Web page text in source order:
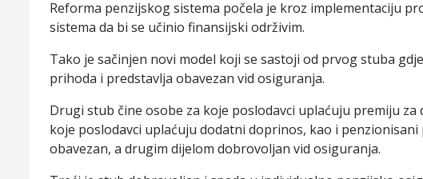
Reforma penzijskog sistema počela je kroz implementaciju
sistema da bi se učinio finansijski održivim.
Tako je sačinjen novi model koji se sastoji od prvog stuba
prihoda i predstavlja obavezan vid osiguranja.
Drugi stub čine osobe za koje poslodavci uplaćuju premiju
koje poslodavci uplaćuju dodatni doprinos, kao i
obavezan, a drugim dijelom dobrovoljan vid osiguranja.